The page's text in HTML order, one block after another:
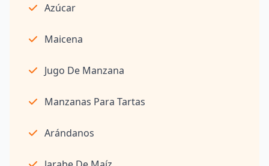
Azúcar
Maicena
Jugo De Manzana
Manzanas Para Tartas
Arándanos